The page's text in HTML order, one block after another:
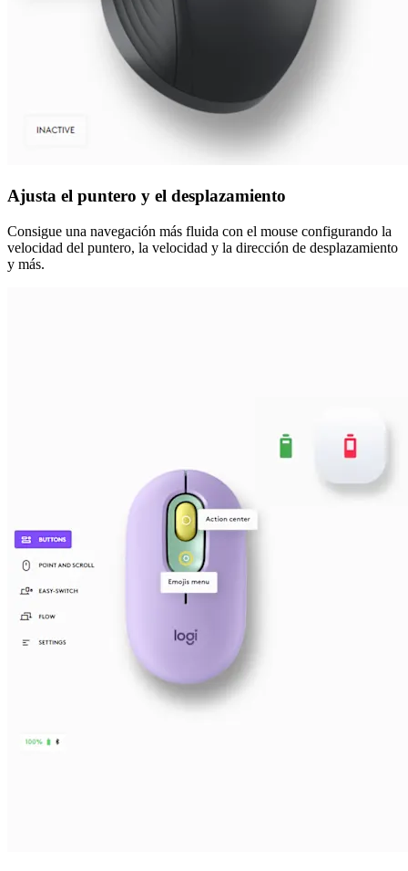
Ajusta el puntero y el desplazamiento
Consigue una navegación más fluida con el mouse configurando la
velocidad del puntero, la velocidad y la dirección de desplazamiento
y más.